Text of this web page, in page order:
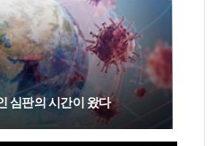
심판의 시간이 왔다